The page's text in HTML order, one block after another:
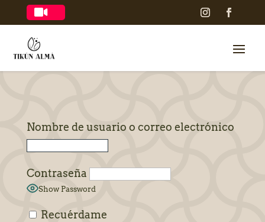

Nombre de usuario o correo electrónico
Contraseña
Show Password
Recuérdame